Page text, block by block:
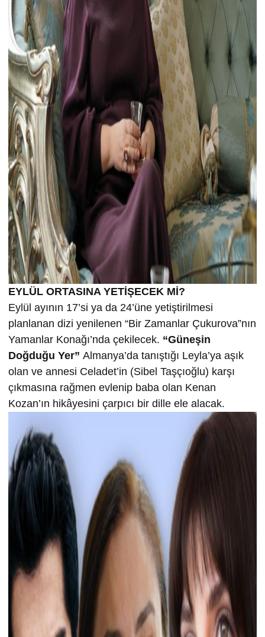
EYLÜL ORTASINA YETİŞECEK Mİ?
Eylül ayının 17’si ya da 24’üne yetiştirilmesi
planlanan dizi yenilenen “Bir Zamanlar Çukurova”nın
Yamanlar Konağı’nda çekilecek. “Güneşin
Doğduğu Yer” Almanya’da tanıştığı Leyla’ya aşık
olan ve annesi Celadet’in (Sibel Taşçıoğlu) karşı
çıkmasına rağmen evlenip baba olan Kenan
Kozan’ın hikâyesini çarpıcı bir dille ele alacak.